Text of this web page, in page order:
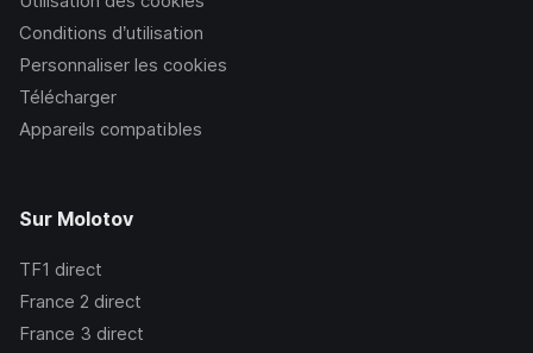
Conditions d’utilisation
Personnaliser les cookies
Télécharger
Appareils compatibles
Sur Molotov
TF1 direct
France 2 direct
France 3 direct